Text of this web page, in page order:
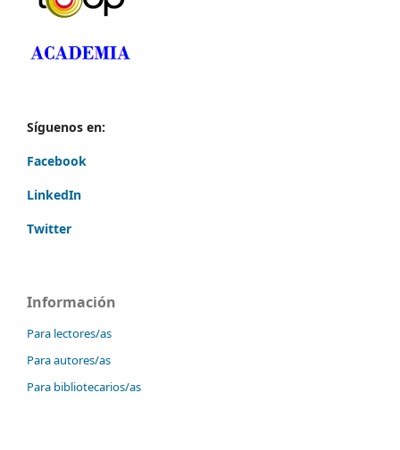
Síguenos en:
Facebook
LinkedIn
Twitter
Información
Para lectores/as
Para autores/as
Para bibliotecarios/as